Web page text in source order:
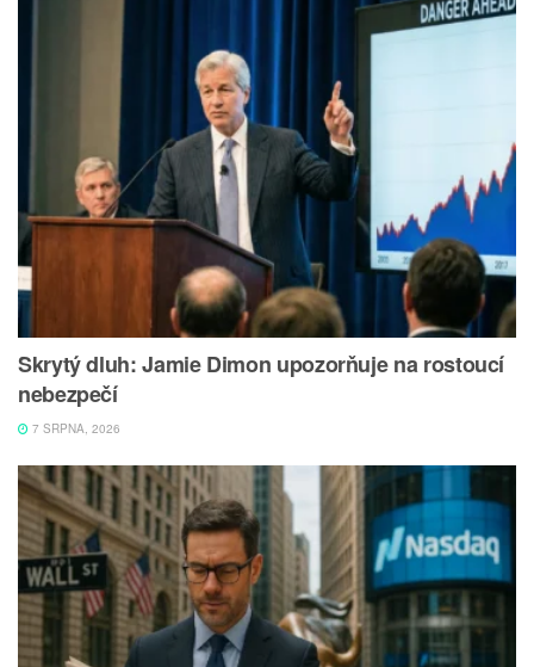
Skrytý dluh: Jamie Dimon upozorňuje na rostoucí
nebezpečí
7 SRPNA, 2026